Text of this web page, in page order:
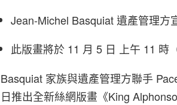
Jean-Michel Basquiat 遺產管理方
此版畫將於 11 月 5 日 上午 11 時
Basquiat 家族與遺產管理方聯手
日推出全新絲網版畫《King